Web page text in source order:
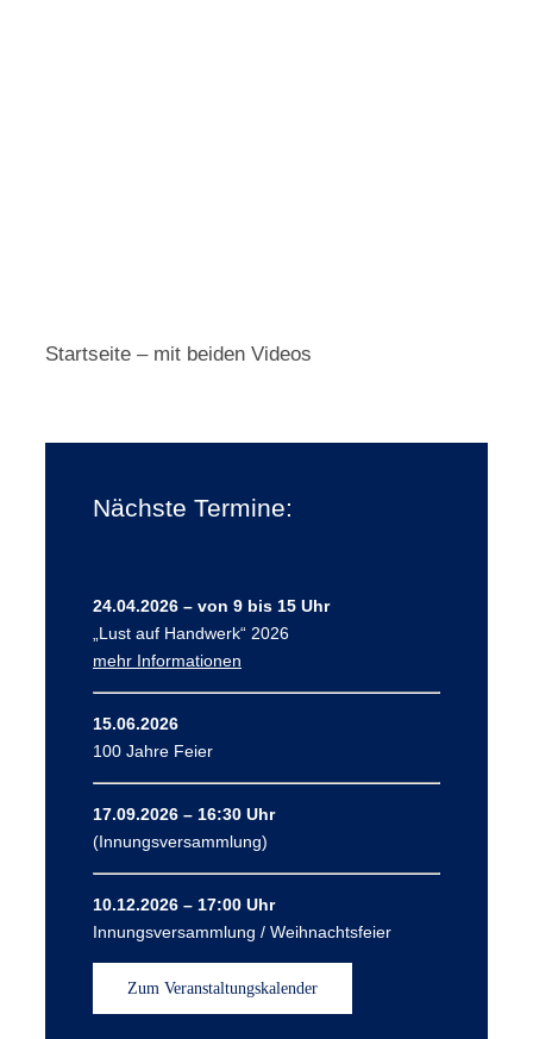
Startseite – mit beiden Videos
Nächste Termine:
24.04.2026 – von 9 bis 15 Uhr
„Lust auf Handwerk“ 2026
mehr Informationen
15.06.2026
100 Jahre Feier
17.09.2026 – 16:30 Uhr
(Innungsversammlung)
10.12.2026 – 17:00 Uhr
Innungsversammlung / Weihnachtsfeier
Zum Veranstaltungskalender